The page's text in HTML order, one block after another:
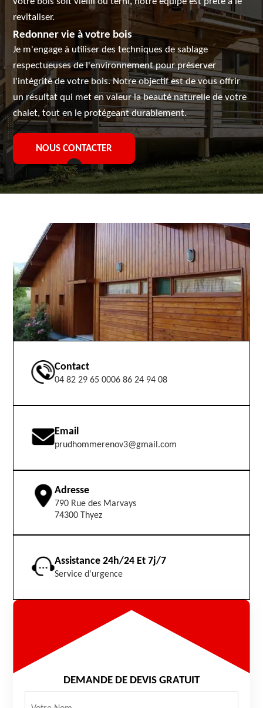
revitaliser.
Redonner vie à votre bois
Je m'engage à utiliser des techniques de sablage
respectueuses de l'environnement pour préserver
l'intégrité de votre bois. Notre objectif est de vous offrir
un résultat qui met en valeur la beauté naturelle de votre
chalet, tout en le protégeant durablement.
NOUS CONTACTER
Contact
04 82 29 65 0006 86 24 94 08
Email
prudhommerenov3@gmail.com
Adresse
790 Rue des Marvays
74300 Thyez
Assistance 24h/24 Et 7j/7
Service d'urgence
DEMANDE DE DEVIS GRATUIT